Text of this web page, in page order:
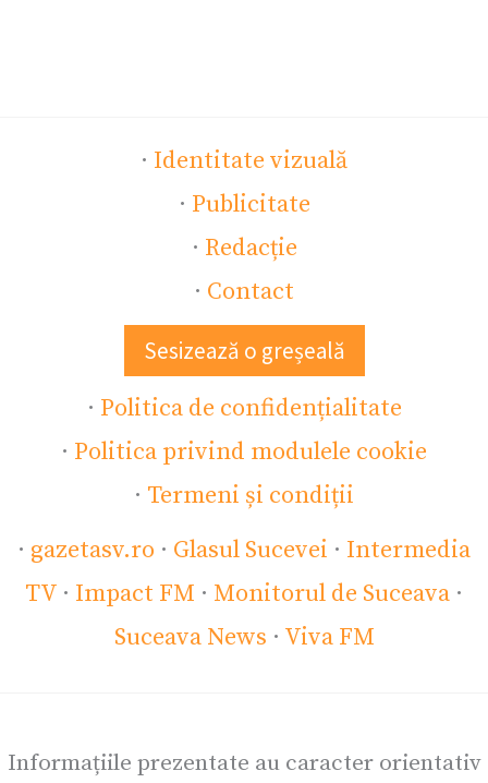
· Identitate vizuală
· Publicitate
· Redacție
· Contact
Sesizează o greșeală
· Politica de confidențialitate
· Politica privind modulele cookie
· Termeni și condiții
· gazetasv.ro · Glasul Sucevei · Intermedia
TV · Impact FM · Monitorul de Suceava ·
Suceava News · Viva FM
Informațiile prezentate au caracter orientativ